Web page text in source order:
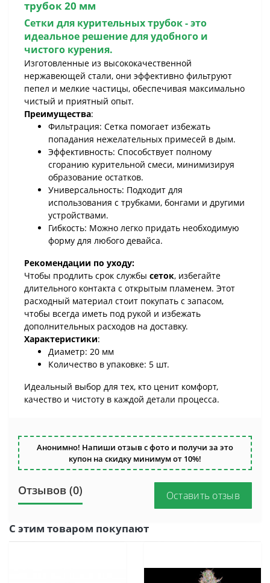
трубок 20 мм
Сетки для курительных трубок- это
идеальное решение для удобного и
чистого курения.
Изготовленные из высококачественной
нержавеющей стали, они эффективно фильтруют
пепел и мелкие частицы, обеспечивая максимально
чистый и приятный опыт.
Преимущества:
Фильтрация: Сетка помогает избежать
попадания нежелательных примесей в дым.
Эффективность: Способствует полному
сгоранию курительной смеси, минимизируя
образование остатков.
Универсальность: Подходит для
использования с трубками, бонгами и другими
устройствами.
Гибкость: Можно легко придать необходимую
форму для любого девайса.
Рекомендации по уходу:
Чтобы продлить срок службы сеток, избегайте
длительного контакта с открытым пламенем. Этот
расходный материал стоит покупать с запасом,
чтобы всегда иметь под рукой и избежать
дополнительных расходов на доставку.
Характеристики:
Диаметр: 20 мм
Количество в упаковке: 5 шт.
Идеальный выбор для тех, кто ценит комфорт,
качество и чистоту в каждой детали процесса.
Анонимно! Напиши отзыв с фото и получи за это
купон на скидку минимум от 10%!
Отзывов (0) Оставить отзыв
С этим товаром покупают